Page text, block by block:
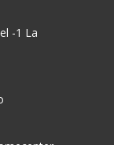
-1 La